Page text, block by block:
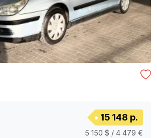
15 148 р.
5 150 $ / 4 479 €